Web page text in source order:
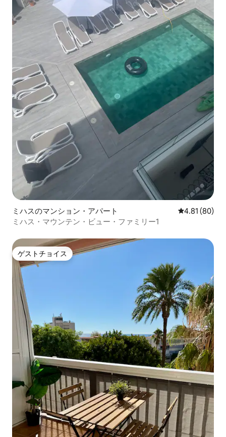
ミハスのマンション・アパート レビュー80
4.81 (80)
ミハス・マウンテン・ビュー・ファミリー1
ゲストチョイス
ゲストチョイス